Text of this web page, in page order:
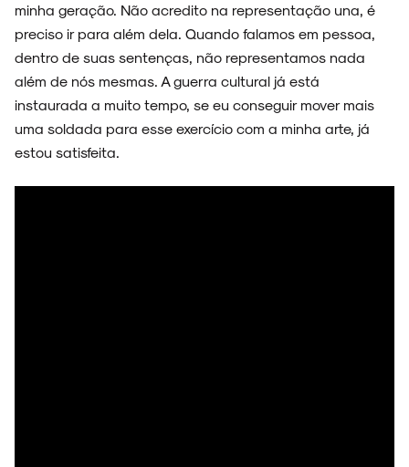
minha geração. Não acredito na representação una, é
preciso ir para além dela. Quando falamos em pessoa,
dentro de suas sentenças, não representamos nada
além de nós mesmas. A guerra cultural já está
instaurada a muito tempo, se eu conseguir mover mais
uma soldada para esse exercício com a minha arte, já
estou satisfeita.